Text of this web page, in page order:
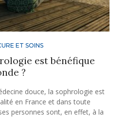
ET SOINS
est bénéfique
?
douce, la sophrologie est
en France et dans toute
personnes sont, en effet, à la